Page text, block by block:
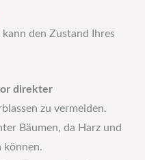
den Zustand Ihres
direkter
zu vermeiden.
Bäumen, da Harz und
können.